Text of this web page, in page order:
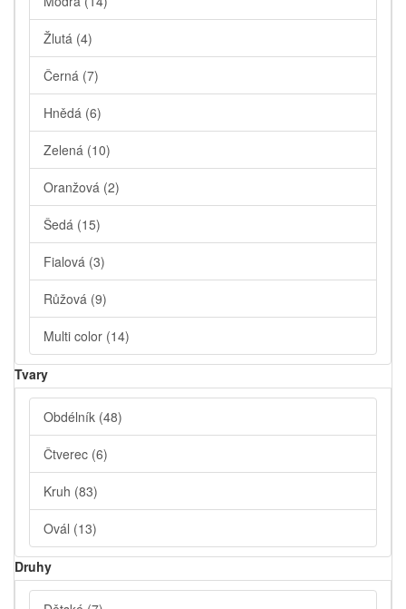
Žlutá (4)
Černá (7)
Hnědá (6)
Zelená (10)
Oranžová (2)
Šedá (15)
Fialová (3)
Růžová (9)
Multi color (14)
Tvary
Obdélník (48)
Čtverec (6)
Kruh (83)
Ovál (13)
Druhy